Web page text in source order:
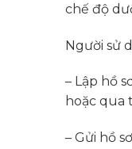
chế độ
Người sử
– Lập hồ
hoặc qua
– Gửi hồ